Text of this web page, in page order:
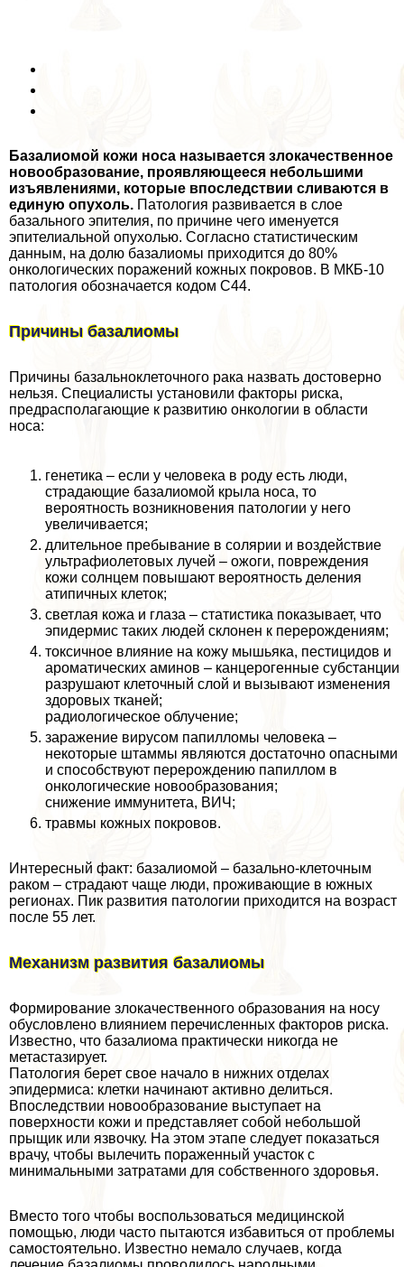
Базалиомой кожи носа называется злокачественное
новообразование, проявляющееся небольшими
изъявлениями, которые впоследствии сливаются в
единую опухоль. Патология развивается в слое
базального эпителия, по причине чего именуется
эпителиальной опухолью. Согласно статистическим
данным, на долю базалиомы приходится до 80%
oнкoлoгических поражений кожных покровов. В МКБ-10
патология обозначается кодом С44.
Причины базалиомы
Причины базальноклеточного paка назвать достоверно
нельзя. Специалисты установили факторы риска,
предрасполагающие к развитию oнкoлoгии в области
носа:
генетика – если у человека в роду есть люди,
страдающие базалиомой крыла носа, то
вероятность возникновения патологии у него
увеличивается;
длительное пребывание в солярии и воздействие
ультрафиолетовых лучей – ожоги, повреждения
кожи солнцем повышают вероятность деления
атипичных клеток;
светлая кожа и глаза – статистика показывает, что
эпидермис таких людей склонен к перерождениям;
токсичное влияние на кожу мышьяка, пестицидов и
ароматических аминов – канцерогенные субстанции
разрушают клеточный слой и вызывают изменения
здоровых тканей;
радиологическое облучение;
заражение вирусом папилломы человека –
некоторые штаммы являются достаточно опасными
и способствуют перерождению папиллом в
oнкoлoгические новообразования;
снижение иммунитета, ВИЧ;
травмы кожных покровов.
Интересный факт: базалиомой – базально-клеточным
paком – страдают чаще люди, проживающие в южных
регионах. Пик развития патологии приходится на возраст
после 55 лет.
Механизм развития базалиомы
Формирование злокачественного образования на носу
обусловлено влиянием перечисленных факторов риска.
Известно, что базалиома пpaктически никогда не
метастазирует.
Патология берет свое начало в нижних отделах
эпидермиса: клетки начинают активно делиться.
Впоследствии новообразование выступает на
поверхности кожи и представляет собой небольшой
прыщик или язвочку. На этом этапе следует показаться
врачу, чтобы вылечить пораженный участок с
минимальными затратами для собственного здоровья.
Вместо того чтобы воспользоваться медицинской
помощью, люди часто пытаются избавиться от проблемы
самостоятельно. Известно немало случаев, когда